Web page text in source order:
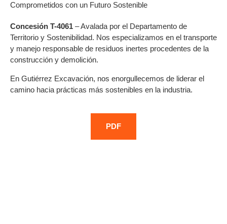
Comprometidos con un Futuro Sostenible
Concesión T-4061 – Avalada por el Departamento de
Territorio y Sostenibilidad. Nos especializamos en el transporte
y manejo responsable de residuos inertes procedentes de la
construcción y demolición.
En Gutiérrez Excavación, nos enorgullecemos de liderar el
camino hacia prácticas más sostenibles en la industria.
PDF